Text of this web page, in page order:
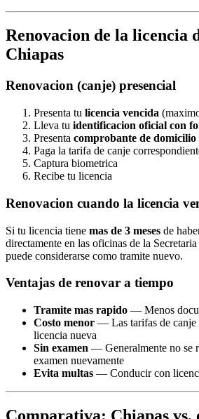
Renovacion de la licencia
Chiapas
Renovacion (canje) presencial
Presenta tu licencia vencida
Lleva tu identificacion oficial con
Presenta comprobante de domicilio
Paga la tarifa de canje
Captura biometrica
Recibe tu licencia
Renovacion cuando la licencia
Si tu licencia tiene mas de 3 meses de
directamente en las oficinas de la
puede considerarse como tramite nuevo.
Ventajas de renovar a tiempo
Tramite mas rapido — Menos
Costo menor — Las tarifas de canje
licencia nueva
Sin examen — Generalmente no se
examen nuevamente
Evita multas — Conducir con